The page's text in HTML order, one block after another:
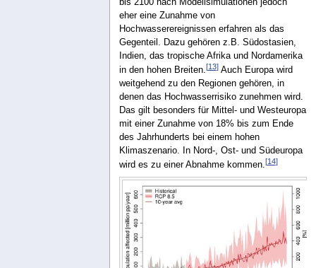
eher eine Zunahme von
Hochwasserereignissen erfahren als das
Gegenteil. Dazu gehören z.B. Südostasien,
Indien, das tropische Afrika und Nordamerika
in den hohen Breiten.[13]Auch Europa wird
weitgehend zu den Regionen gehören, in
denen das Hochwasserrisiko zunehmen wird.
Das gilt besonders für Mittel- und Westeuropa
mit einer Zunahme von 18% bis zum Ende
des Jahrhunderts bei einem hohen
Klimaszenario. In Nord-, Ost- und Südeuropa
wird es zu einer Abnahme kommen.[14]